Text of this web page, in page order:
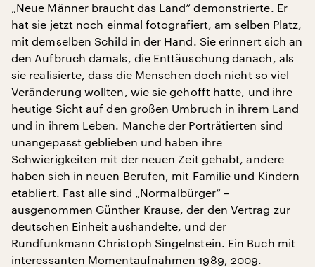
„Neue Männer braucht das Land“ demonstrierte. Er
hat sie jetzt noch einmal fotografiert, am selben Platz,
mit demselben Schild in der Hand. Sie erinnert sich an
den Aufbruch damals, die Enttäuschung danach, als
sie realisierte, dass die Menschen doch nicht so viel
Veränderung wollten, wie sie gehofft hatte, und ihre
heutige Sicht auf den großen Umbruch in ihrem Land
und in ihrem Leben. Manche der Porträtierten sind
unangepasst geblieben und haben ihre
Schwierigkeiten mit der neuen Zeit gehabt, andere
haben sich in neuen Berufen, mit Familie und Kindern
etabliert. Fast alle sind „Normalbürger“ –
ausgenommen Günther Krause, der den Vertrag zur
deutschen Einheit aushandelte, und der
Rundfunkmann Christoph Singelnstein. Ein Buch mit
interessanten Momentaufnahmen 1989, 2009.